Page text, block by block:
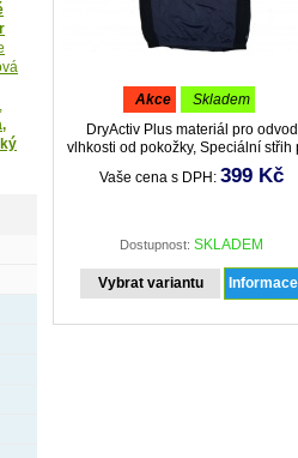
akce
skladem
DryActiv Plus materiál pro odvod
vlhkosti od pokožky, Speciální střih
cyklisty, elastický pas, 3 zadní
reflexní prvky pro zvýšení pasivní
90% elastan, 10% polyester,
Vaše cena s DPH: 399 Kč
Dostupnost:SKLADEM
Vybrat variantu Informace